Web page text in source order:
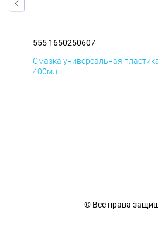
555 1650250607
Смазка универсальная
400мл
© Все права